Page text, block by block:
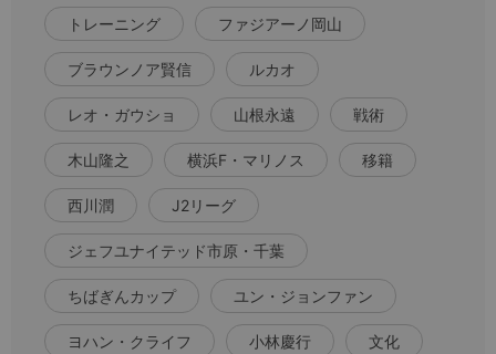
トレーニング ファジアーノ岡山
ブラウンノア賢信 ルカオ
レオ・ガウショ 山根永遠 戦術
木山隆之 横浜F・マリノス 移籍
西川潤 J2リーグ
ジェフユナイテッド市原・千葉
ちばぎんカップ ユン・ジョンファン
ヨハン・クライフ 小林慶行 文化